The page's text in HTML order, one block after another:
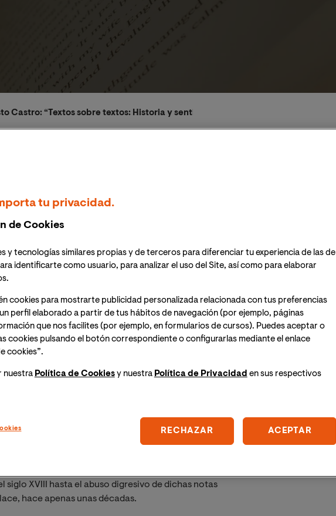
Castro: “Textos sobre textos: Historia y sentido de la nota a pie de página"
España peninsular) ;11:30h (hora Ecuador), tendrá
sobre textos: Historia y sentido de la nota a pie de
día del evento un enlace para acceder a la
que damos por sentado, que utilizamos
y su significado se comprendiera de un simple
respecto del texto a cuyo pie se anotan.
historia y un sentido estético, a desgranar en esta
quien actualmente está escribiendo la última
voz en el texto, entablando un diálogo entre el
hitos históricos y estéticos de esos signos
sarcástico de la nota a pie de página por parte
XVIII hasta el abuso digresivo de dichas notas
hace apenas unas décadas.
tu privacidad.
de Cookies
y tecnologías similares propias y de terceros para diferenciar tu experiencia de las de
identificarte como usuario, para analizar el uso del Site, así como para elaborar
cookies para mostrarte publicidad personalizada relacionada con tus preferencias
perfil elaborado a partir de tus hábitos de navegación (por ejemplo, páginas
que nos facilites (por ejemplo, en formularios de cursos). Puedes aceptar o
cookies pulsando el botón correspondiente o configurarlas mediante el enlace
cookies”.
nuestra Política de Cookiesy nuestra Política de Privacidad en sus respectivos
RECHAZAR ACEPTAR